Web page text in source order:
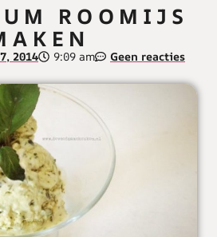
ROOMIJS
2014 9:09 am Geen reacties